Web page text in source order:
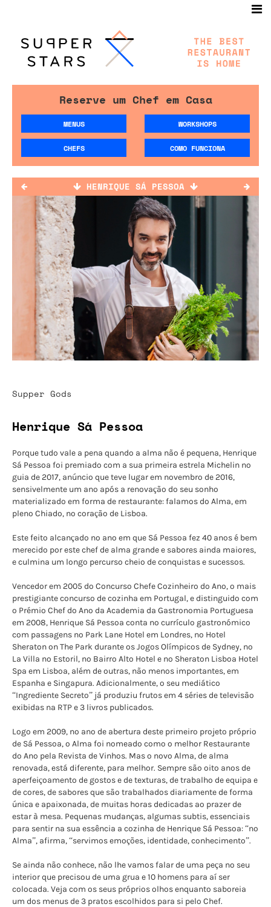
Reserve um Chef em Casa
MENUS WORKSHOPS
CHEFS COMO FUNCIONA
HENRIQUE SÁ PESSOA
Supper Gods
Henrique Sá Pessoa
Porque tudo vale a pena quando a alma não é pequena, Henrique
Sá Pessoa foi premiado com a sua primeira estrela Michelin no
guia de 2017, anúncio que teve lugar em novembro de 2016,
sensivelmente um ano após a renovação do seu sonho
materializado em forma de restaurante: falamos do Alma, em
pleno Chiado, no coração de Lisboa.
Este feito alcançado no ano em que Sá Pessoa fez 40 anos é bem
merecido por este chef de alma grande e sabores ainda maiores,
e culmina um longo percurso cheio de conquistas e sucessos.
Vencedor em 2005 do Concurso Chefe Cozinheiro do Ano, o mais
prestigiante concurso de cozinha em Portugal, e distinguido com
o Prémio Chef do Ano da Academia da Gastronomia Portuguesa
em 2008, Henrique Sá Pessoa conta no currículo gastronómico
com passagens no Park Lane Hotel em Londres, no Hotel
Sheraton on The Park durante os Jogos Olímpicos de Sydney, no
La Villa no Estoril, no Bairro Alto Hotel e no Sheraton Lisboa Hotel
Spa em Lisboa, além de outras, não menos importantes, em
Espanha e Singapura. Adicionalmente, o seu mediático
“Ingrediente Secreto” já produziu frutos em 4 séries de televisão
exibidas na RTP e 3 livros publicados.
Logo em 2009, no ano de abertura deste primeiro projeto próprio
de Sá Pessoa, o Alma foi nomeado como o melhor Restaurante
do Ano pela Revista de Vinhos. Mas o novo Alma, de alma
renovada, está diferente, para melhor. Sempre são oito anos de
aperfeiçoamento de gostos e de texturas, de trabalho de equipa e
de cores, de sabores que são trabalhados diariamente de forma
única e apaixonada, de muitas horas dedicadas ao prazer de
estar à mesa. Pequenas mudanças, algumas subtis, essenciais
para sentir na sua essência a cozinha de Henrique Sá Pessoa: “no
Alma”, afirma, “servimos emoções, identidade, conhecimento”.
Se ainda não conhece, não lhe vamos falar de uma peça no seu
interior que precisou de uma grua e 10 homens para aí ser
colocada. Veja com os seus próprios olhos enquanto saboreia
um dos menus de 3 pratos escolhidos para si pelo Chef.